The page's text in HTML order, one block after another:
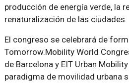
producción de energía verde, la
renaturalización de las ciudades.
El congreso se celebrará de
Tomorrow.Mobility World
de Barcelona y EIT Urban
paradigma de movilidad urbana